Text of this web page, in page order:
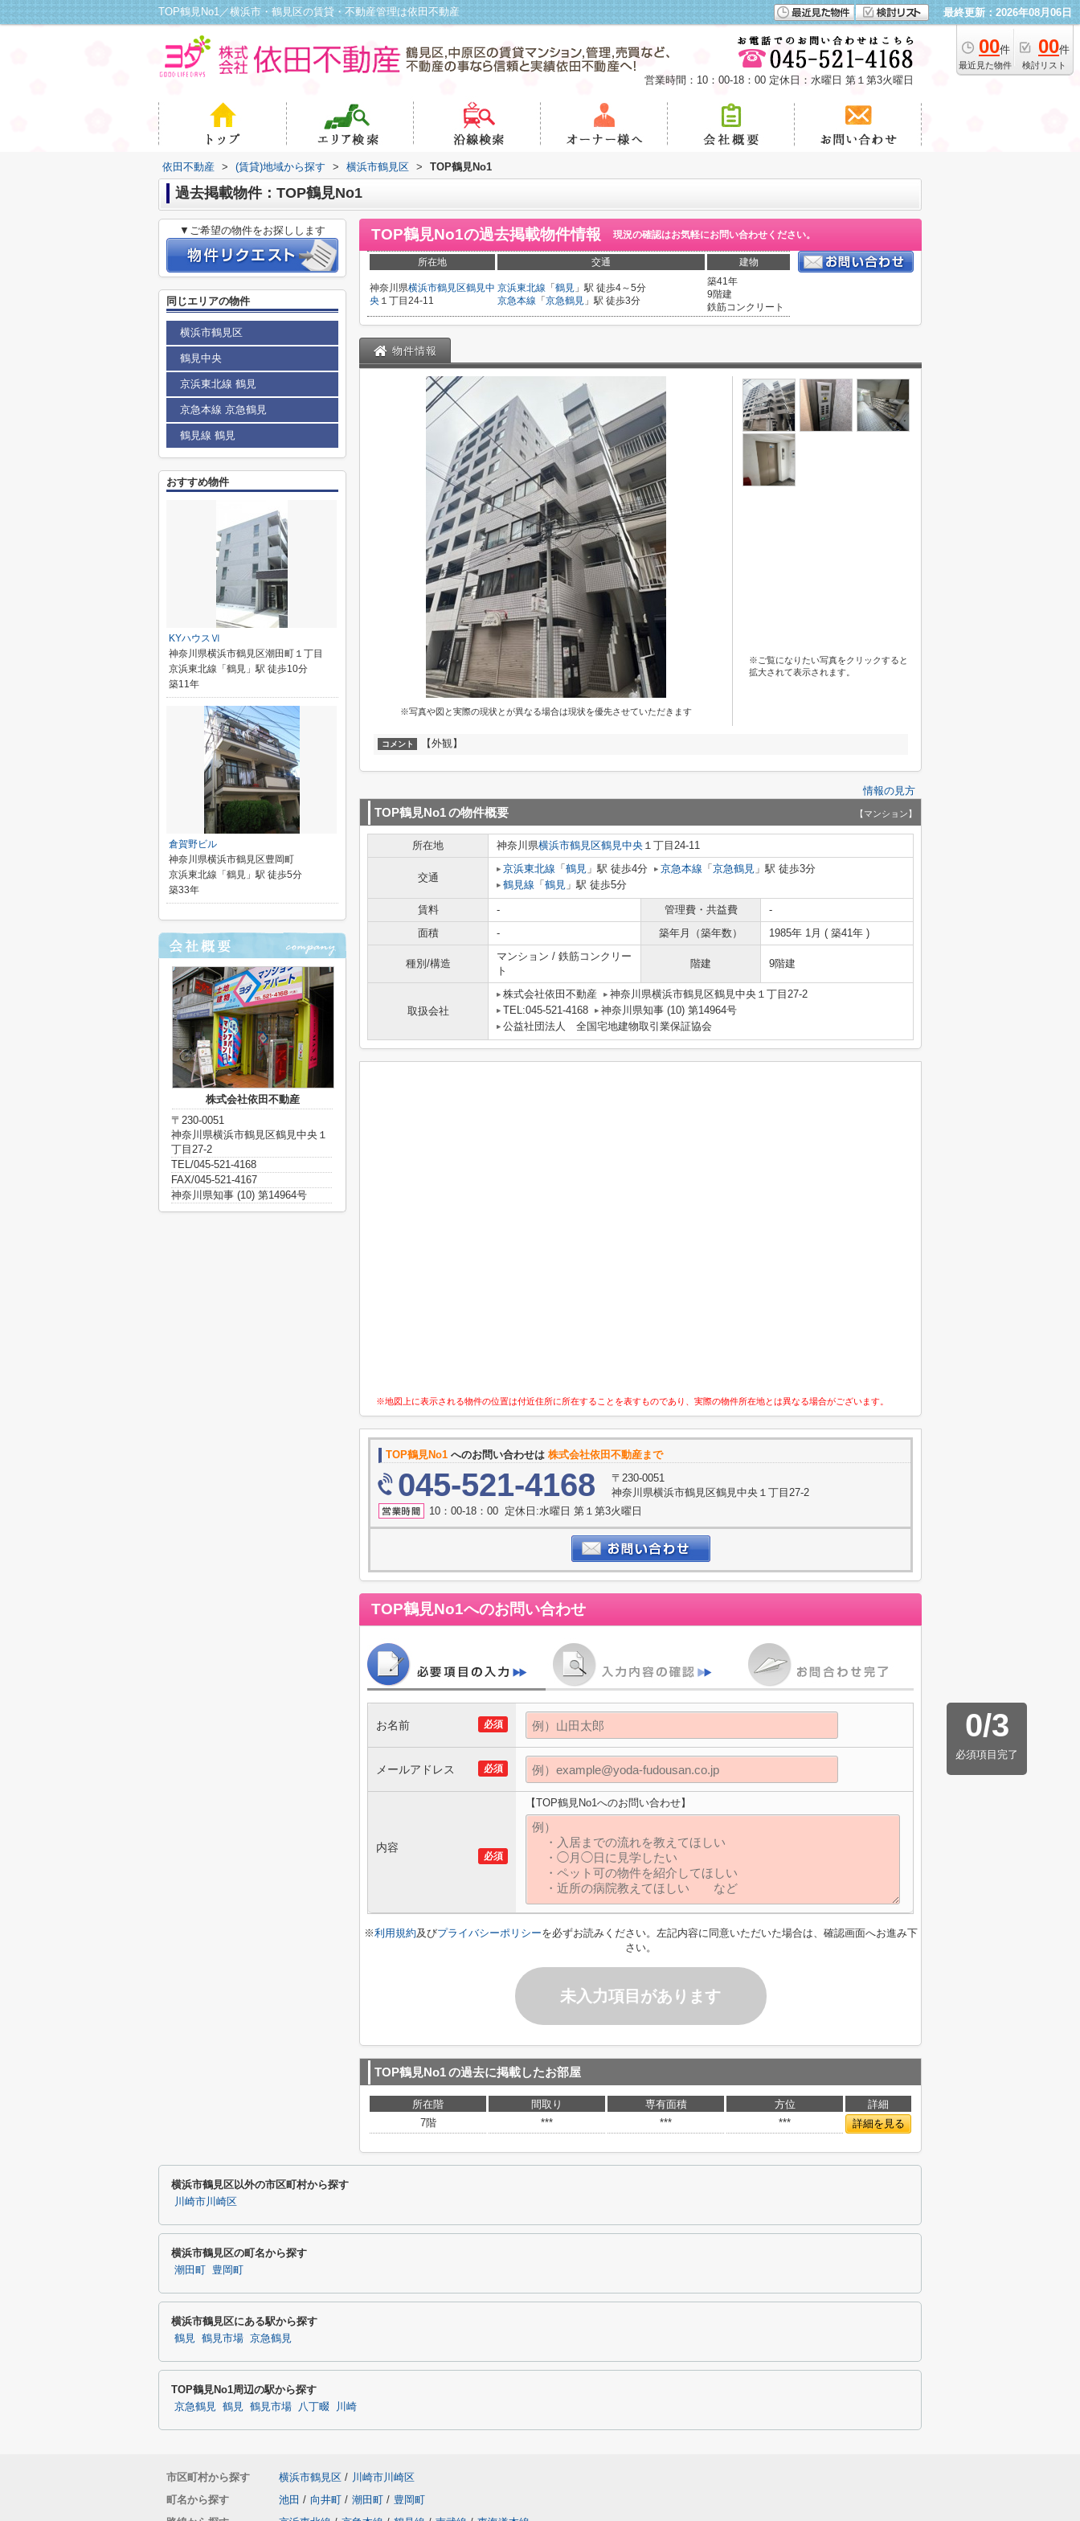
TOP鶴見No1／横浜市・鶴見区の賃貸・不動産管理は依田不動産 最終更新：2026年08月06日
00件
最近見た物件
00件
検討リスト
営業時間：10：00-18：00 定休日：水曜日 第１第3火曜日
依田不動産 > (賃貸)地域から探す > 横浜市鶴見区 > TOP鶴見No1
過去掲載物件：TOP鶴見No1
TOP鶴見No1の過去掲載物件情報 現況の確認はお気軽にお問い合わせください。
所在地 交通 建物
神奈川県横浜市鶴見区鶴見中
央 １丁目24-11
京浜東北線 「 鶴見 」駅 徒歩4～5分
京急本線 「 京急鶴見 」駅 徒歩3分
築41年
9階建
鉄筋コンクリート
物件情報
※写真や図と実際の現状とが異なる場合は現状を優先させていただきます
※ご覧になりたい写真をクリックすると
拡大されて表示されます。
コメント 【外観】
情報の見方
TOP鶴見No1の物件概要 【マンション】
所在地 神奈川県横浜市鶴見区鶴見中央 １丁目24-11
交通
京浜東北線 「 鶴見 」駅 徒歩4分 京急本線 「 京急鶴見 」駅 徒歩3分
鶴見線 「 鶴見 」駅 徒歩5分
賃料 - 管理費・共益費
-
面積
- 築年月（築年数） 1985年 1月 ( 築41年 )
種別/構造
マンション / 鉄筋コンクリー
ト
階建 9階建
取扱会社
株式会社依田不動産
神奈川県横浜市鶴見区鶴見中央１丁目27-2
TEL:045-521-4168
神奈川県知事 (10) 第14964号
公益社団法人 全国宅地建物取引業保証協会
※地図上に表示される物件の位置は付近住所に所在することを表すものであり、実際の物件所在地とは異なる場合がございます。
TOP鶴見No1 へのお問い合わせは 株式会社依田不動産まで
045-521-4168
〒230-0051
神奈川県横浜市鶴見区鶴見中央１丁目27-2
10：00-18：00 定休日:水曜日 第１第3火曜日
TOP鶴見No1へのお問い合わせ
0/3
必須項目完了
必須
お名前
必須
メールアドレス
必須
内容
【TOP鶴見No1へのお問い合わせ】
※利用規約及びプライバシーポリシーを必ずお読みください。左記内容に同意いただいた場合は、確認画面へお進み下
さい。
未入力項目があります
TOP鶴見No1の過去に掲載したお部屋
所在階 間取り 専有面積 方位
詳細
7階
*** *** *** 詳細を見る
▼ご希望の物件をお探しします
同じエリアの物件
横浜市鶴見区
鶴見中央
京浜東北線 鶴見
京急本線 京急鶴見
鶴見線 鶴見
おすすめ物件
KYハウスⅥ
神奈川県横浜市鶴見区潮田町１丁目
京浜東北線「鶴見」駅 徒歩10分
築11年
倉賀野ビル
神奈川県横浜市鶴見区豊岡町
京浜東北線「鶴見」駅 徒歩5分
築33年
株式会社依田不動産
〒230-0051
神奈川県横浜市鶴見区鶴見中央１
丁目27-2
TEL/045-521-4168
FAX/045-521-4167
神奈川県知事 (10) 第14964号
横浜市鶴見区以外の市区町村から探す
川崎市川崎区
横浜市鶴見区の町名から探す
潮田町 豊岡町
横浜市鶴見区にある駅から探す
鶴見 鶴見市場 京急鶴見
TOP鶴見No1周辺の駅から探す
京急鶴見 鶴見 鶴見市場 八丁畷 川崎
市区町村から探す 横浜市鶴見区 / 川崎市川崎区
町名から探す
池田 / 向井町 / 潮田町 / 豊岡町